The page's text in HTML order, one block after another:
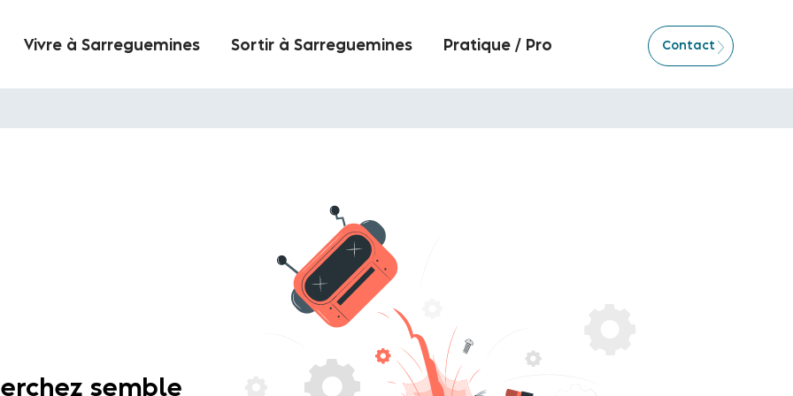
Vivre à Sarreguemines Sortir à Sarreguemines Pratique / Pro Contact
semble